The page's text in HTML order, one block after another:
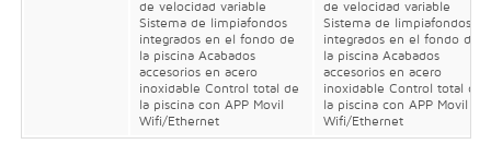
de velocidad variable
Sistema de limpiafondos
integrados en el fondo de
la piscina Acabados
accesorios en acero
inoxidable Control total de
la piscina con APP Movil
Wifi/Ethernet
de velocidad variable
Sistema de limpiafondos
integrados en el fondo de
la piscina Acabados
accesorios en acero
inoxidable Control total de
la piscina con APP Movil
Wifi/Ethernet